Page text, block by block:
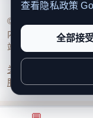
© 2026 新欧洲·欧洲
内容透明度、联系方
站点完整度。
关于我们
服务条款联系我们
查看隐私政策
全部接